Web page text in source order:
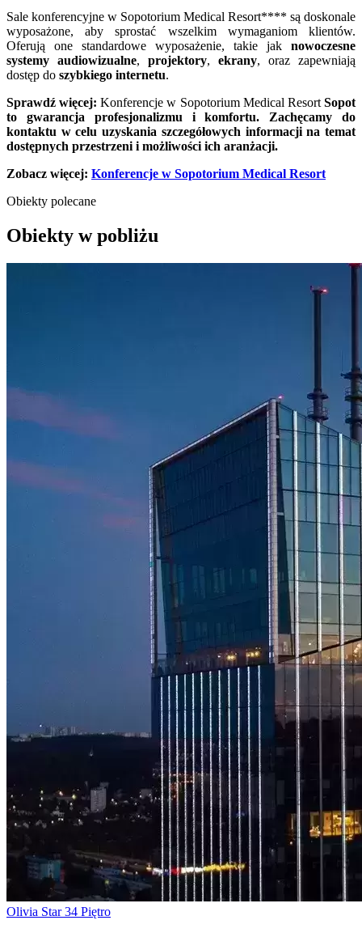
Sale konferencyjne w Sopotorium Medical Resort**** są doskonale
wyposażone, aby sprostać wszelkim wymaganiom klientów.
Oferują one standardowe wyposażenie, takie jak nowoczesne
systemy audiowizualne, projektory, ekrany, oraz zapewniają
dostęp do szybkiego internetu.
Sprawdź więcej: Konferencje w Sopotorium Medical ResortSopot
to gwarancja profesjonalizmu i komfortu. Zachęcamy do
kontaktu w celu uzyskania szczegółowych informacji na temat
dostępnych przestrzeni i możliwości ich aranżacji.
Zobacz więcej: Konferencje w Sopotorium Medical Resort
Obiekty polecane
Obiekty w pobliżu
Olivia Star 34 Piętro